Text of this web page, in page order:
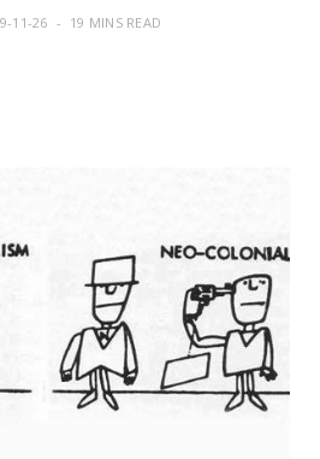
11-26 19 MINS READ